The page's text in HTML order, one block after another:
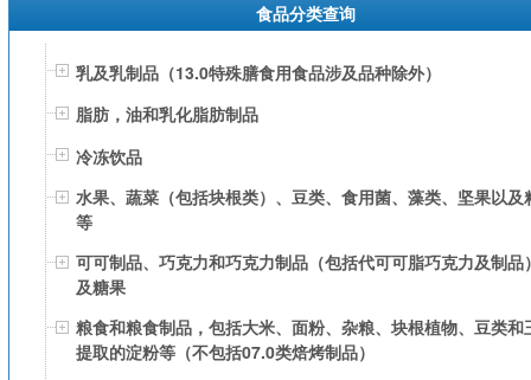
食品分类查询
乳及乳制品（13.0特殊膳食用食品涉及品种除外）
脂肪，油和乳化脂肪制品
冷冻饮品
水果、蔬菜（包括块根类）、豆类、食用菌、藻类、坚果以及
等
可可制品、巧克力和巧克力制品（包括代可可脂巧克力及制品
及糖果
粮食和粮食制品，包括大米、面粉、杂粮、块根植物、豆类和
提取的淀粉等（不包括07.0类焙烤制品）